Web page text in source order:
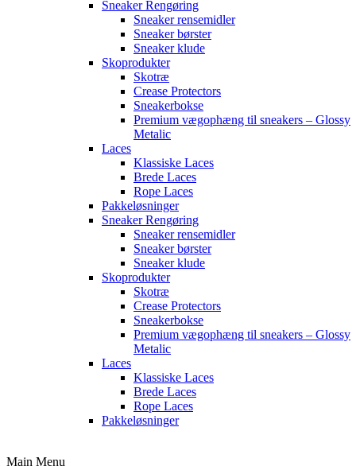
Sneaker Rengøring
Sneaker rensemidler
Sneaker børster
Sneaker klude
Skoprodukter
Skotræ
Crease Protectors
Sneakerbokse
Premium vægophæng til sneakers – Glossy
Metalic
Laces
Klassiske Laces
Brede Laces
Rope Laces
Pakkeløsninger
Sneaker Rengøring
Sneaker rensemidler
Sneaker børster
Sneaker klude
Skoprodukter
Skotræ
Crease Protectors
Sneakerbokse
Premium vægophæng til sneakers – Glossy
Metalic
Laces
Klassiske Laces
Brede Laces
Rope Laces
Pakkeløsninger
Main Menu